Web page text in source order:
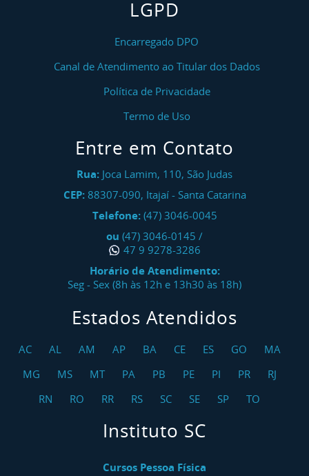
LGPD
Encarregado DPO
Canal de Atendimento ao Titular dos Dados
Política de Privacidade
Termo de Uso
Entre em Contato
Rua: Joca Lamim, 110, São Judas
CEP: 88307-090, Itajaí- Santa Catarina
Telefone: (47) 3046-0045
ou (47) 3046-0145 /
47 9 9278-3286
Horário de Atendimento:
Seg - Sex (8h às 12h e 13h30 às 18h)
Estados Atendidos
AC AL AM AP BA CE ES GO
MA
MG
MS MT PA PB PE PI PR
RJ
RN
RO RR RS SC SE SP TO
Instituto SC
Cursos Pessoa Física